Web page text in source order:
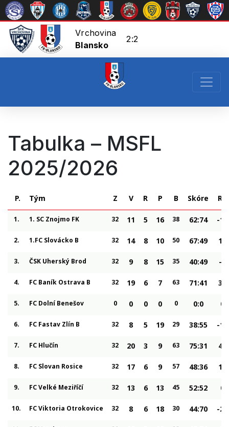
Vrchovina
Blansko
2:2
Tabulka – MSFL
2025/2026
P. Tým Z V R P B Skóre RG
1. 1. SC Znojmo FK 32 11 5 16 38 62:74 -12
2. 1.FC Slovácko B 32 14 8 10 50 67:49 18
3. ČSK Uherský Brod 32 9 8 15 35 40:49 -9
4. FC Baník Ostrava B 32 19 6 7 63 71:41 30
5. FC Dolní Benešov 0 0 0 0 0 0:0 0
6. FC Fastav Zlín B 32 8 5 19 29 38:55 -17
7. FC Hlučín 32 20 3 9 63 75:31 44
8. FC Slovan Rosice 32 17 6 9 57 48:36 12
9. FC Velké Meziříčí 32 13 6 13 45 52:52 0
10. FC Viktoria Otrokovice 32 8 6 18 30 44:70 -26